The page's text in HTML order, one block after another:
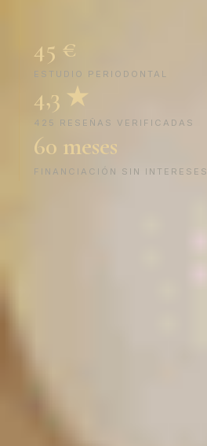
45 €
ESTUDIO PERIODONTAL
4,3 ★
425 RESEÑAS VERIFICADAS
60 meses
FINANCIACIÓN SIN INTERESES